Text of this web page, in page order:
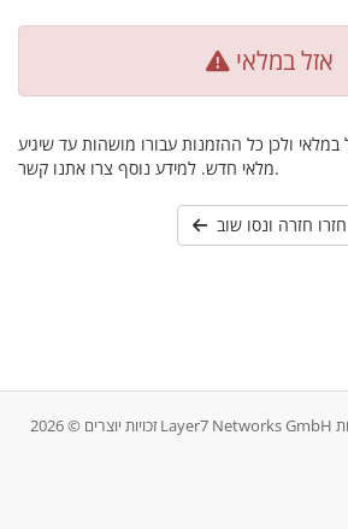
אזל במלאי
ולכן כל ההזמנות עבורו מושהות עד שיגיע
מלאי חדש. למידע נוסף צרו אתנו קשר.
חזרו חזרה ונסו שוב